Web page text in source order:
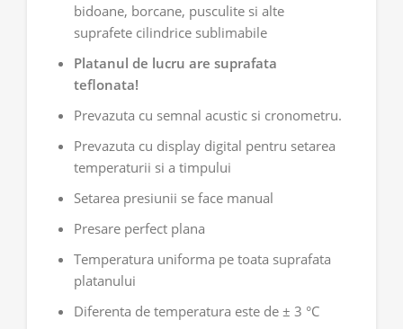
bidoane, borcane, pusculite si alte
suprafete cilindrice sublimabile
Platanul de lucru are suprafata
teflonata!
Prevazuta cu semnal acustic si cronometru.
Prevazuta cu display digital pentru setarea
temperaturii si a timpului
Setarea presiunii se face manual
Presare perfect plana
Temperatura uniforma pe toata suprafata
platanului
Diferenta de temperatura este de ± 3 °C